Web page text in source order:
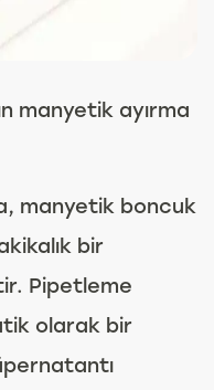
manyetik ayırma
manyetik boncuk
bir
Pipetleme
olarak bir